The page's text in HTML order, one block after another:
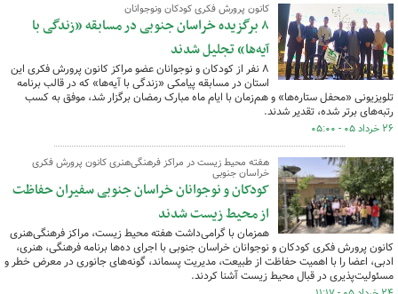
کانون پرورش فکری کودکان ونوجوانان
۸ برگزیده خراسان جنوبی در مسابقه «زندگی با
آیه‌ها» تجلیل شدند
۸ نفر از کودکان و نوجوانان عضو مراکز کانون پرورش فکری این
استان در مسابقه پیامکی «زندگی با آیه‌ها» که در قالب برنامه
تلویزیونی «محفل ستاره‌ها» و هم‌زمان با ایام ماه مبارک رمضان برگزار شد، موفق به کسب
رتبه‌های برتر شده، تقدیر شدند.
۲۶ خرداد ۰۵ - ۰۵:۰۰
هفته محیط زیست در مراکز فرهنگی‌هنری کانون پرورش فکری
خراسان جنوبی
کودکان و نوجوانان خراسان جنوبی سفیران حفاظت
از محیط زیست شدند
همزمان با گرامی‌داشت هفته محیط زیست، مراکز فرهنگی‌هنری
کانون پرورش فکری کودکان و نوجوانان خراسان جنوبی با اجرای ده‌ها برنامه فرهنگی، هنری،
ادبی، اعضا را با اهمیت حفاظت از طبیعت، مدیریت پسماند، گونه‌های جانوری در معرض خطر و
مسئولیت‌پذیری در قبال محیط زیست آشنا کردند.